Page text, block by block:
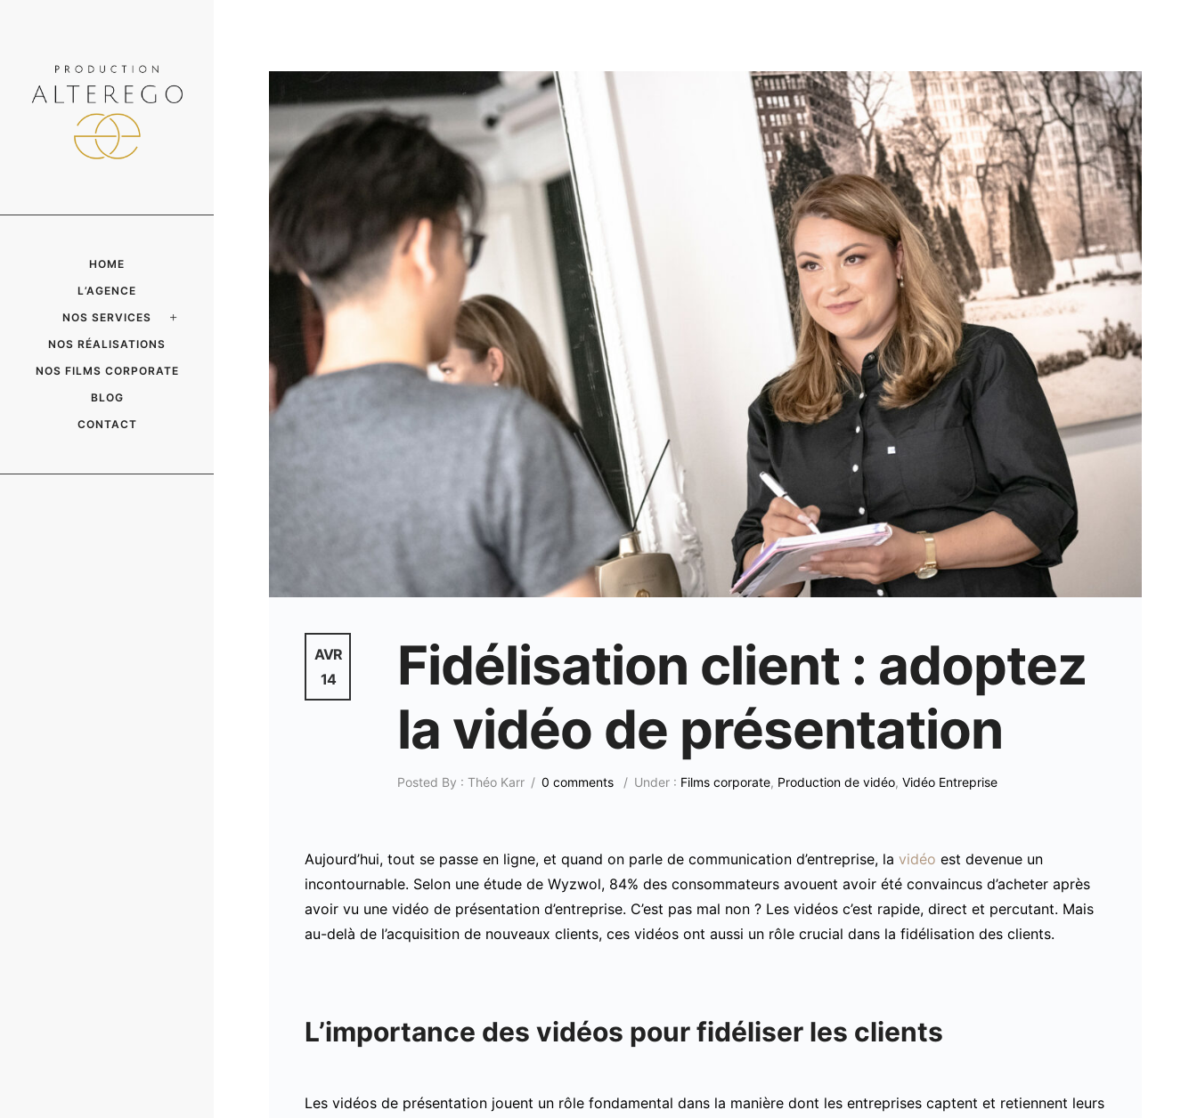
HOME
L’AGENCE
NOS SERVICES
NOS RÉALISATIONS
NOS FILMS CORPORATE
BLOG
CONTACT
AVR
14
Fidélisation client : adoptez
la vidéo de présentation
Posted By : Théo Karr / 0 comments / Under : Films corporate, Production de vidéo, Vidéo Entreprise
Aujourd’hui, tout se passe en ligne, et quand on parle de communication d’entreprise, la vidéo est devenue un
incontournable. Selon une étude de Wyzwol, 84% des consommateurs avouent avoir été convaincus d’acheter après
avoir vu une vidéo de présentation d’entreprise. C’est pas mal non ? Les vidéos c’est rapide, direct et percutant. Mais
au-delà de l’acquisition de nouveaux clients, ces vidéos ont aussi un rôle crucial dans la fidélisation des clients.
L’importance des vidéos pour fidéliser les clients
Les vidéos de présentation jouent un rôle fondamental dans la manière dont les entreprises captent et retiennent leurs